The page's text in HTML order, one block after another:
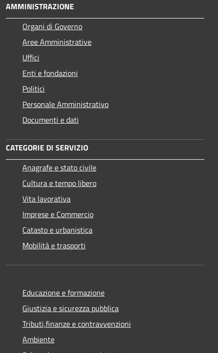
AMMINISTRAZIONE
Organi di Governo
Aree Amministrative
Uffici
Enti e fondazioni
Politici
Personale Amministrativo
Documenti e dati
CATEGORIE DI SERVIZIO
Anagrafe e stato civile
Cultura e tempo libero
Vita lavorativa
Imprese e Commercio
Catasto e urbanistica
Mobilità e trasporti
Educazione e formazione
Giustizia e sicurezza pubblica
Tributi,finanze e contravvenzioni
Ambiente